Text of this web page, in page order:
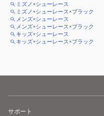
ミズノ×シューレース
ミズノ×シューレース×ブラック
メンズ×シューレース
メンズ×シューレース×ブラック
キッズ×シューレース
キッズ×シューレース×ブラック
サポート